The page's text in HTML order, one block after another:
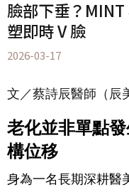
臉部下垂？
塑即時 V 臉
2026-03-17
文／蔡詩辰醫師（辰
老化並非單點
構位移
身為一名長期深耕醫